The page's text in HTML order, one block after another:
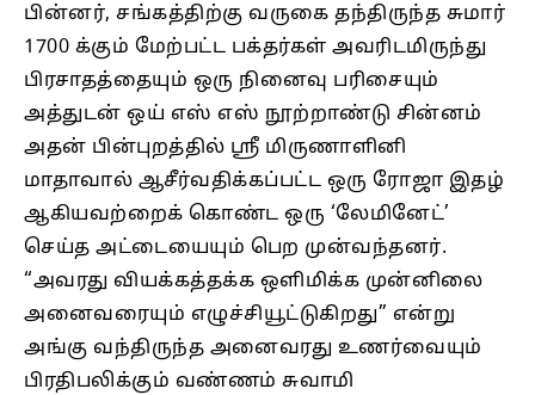
பின்னர், சங்கத்திற்கு வருகை தந்திருந்த சுமார்
1700 க்கும் மேற்பட்ட பக்தர்கள் அவரிடமிருந்து
பிரசாதத்தையும் ஒரு நினைவு பரிசையும்
அத்துடன் ஒய் எஸ் எஸ் நூற்றாண்டு சின்னம்
அதன் பின்புறத்தில் ஸ்ரீ மிருணாளினி
மாதாவால் ஆசீர்வதிக்கப்பட்ட ஒரு ரோஜா இதழ்
ஆகியவற்றைக் கொண்ட ஒரு ‘லேமினேட்’
செய்த அட்டையையும் பெற முன்வந்தனர்.
“அவரது வியக்கத்தக்க ஒளிமிக்க முன்னிலை
அனைவரையும் எழுச்சியூட்டுகிறது” என்று
அங்கு வந்திருந்த அனைவரது உணர்வையும்
பிரதிபலிக்கும் வண்ணம் சுவாமி